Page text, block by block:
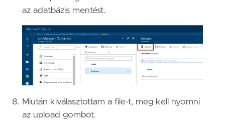
az adatbázis mentést.
Miután kiválasztottam a file-t, meg kell nyomni
az upload gombot.